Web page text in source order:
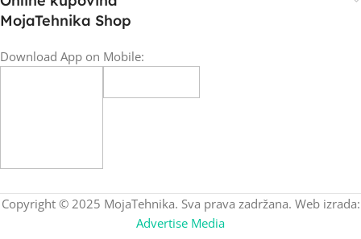
MojaTehnika Shop
Download App on Mobile:
Copyright © 2025 MojaTehnika. Sva prava zadržana. Web izrada:
Advertise Media